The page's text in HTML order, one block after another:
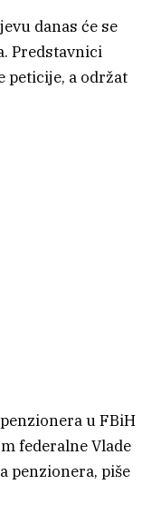
danas će se
Predstavnici
peticije, a održat
u FBiH
federalne Vlade
penzionera, piše